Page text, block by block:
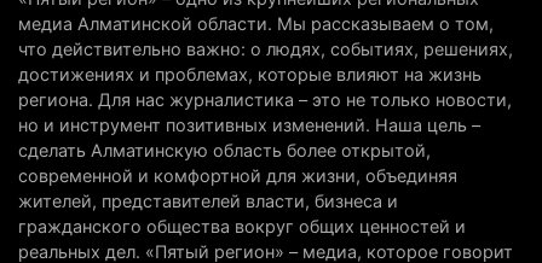
Казахстан может начать выпуск экологичного
топлива для самолетов: пилотный проект
запустят в Алатау
5 августа 2026 г. 12:32 190
Туриста с тяжелыми травмами эвакуировали в
горах Алматинской области после камнепада
5 августа 2026 г. 11:23 162
медиа Алматинской области. Мы рассказываем о том,
что действительно важно: о людях, событиях, решениях,
достижениях и проблемах, которые влияют на жизнь
региона. Для нас журналистика – это не только новости,
но и инструмент позитивных изменений. Наша цель –
сделать Алматинскую область более открытой,
современной и комфортной для жизни, объединяя
жителей, представителей власти, бизнеса и
гражданского общества вокруг общих ценностей и
реальных дел. «Пятый регион» – медиа, которое говорит